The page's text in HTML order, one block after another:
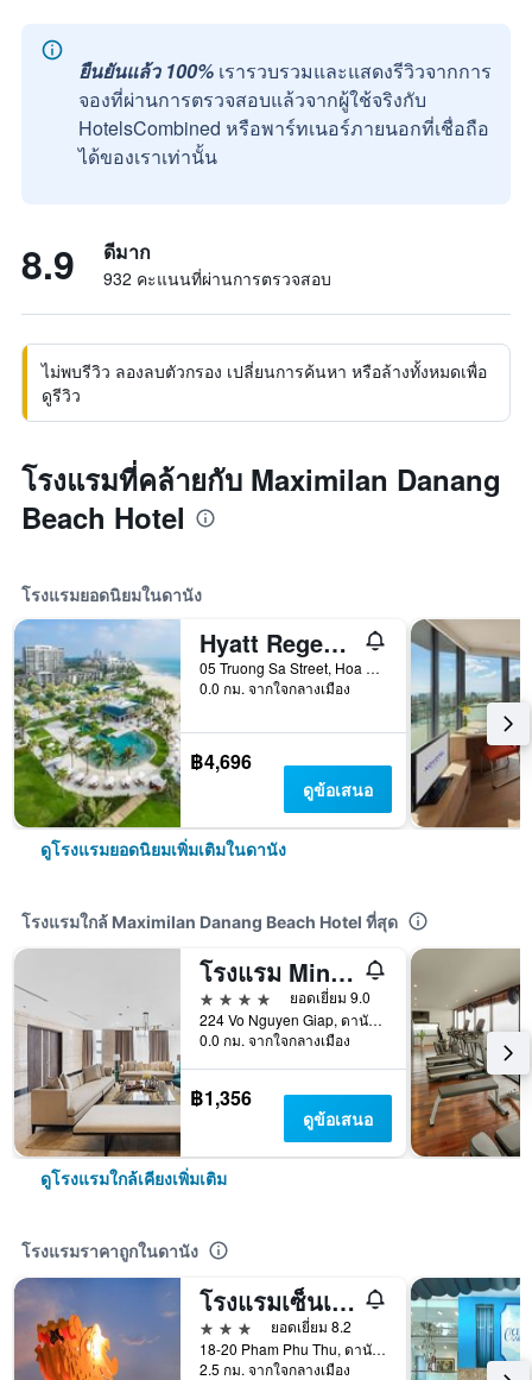
ยืนยันแล้ว 100% เรารวบรวมและแสดงรีวิวจากการ
จองที่ผ่านการตรวจสอบแล้วจากผู้ใช้จริงกับ
HotelsCombined หรือพาร์ทเนอร์ภายนอกที่เชื่อถือ
ได้ของเราเท่านั้น
8.9 ดีมาก
932 คะแนนที่ผ่านการตรวจสอบ
ไม่พบรีวิว ลองลบตัวกรอง เปลี่ยนการค้นหา หรือล้างทั้งหมดเพื่อ
ดูรีวิว
โรงแรมที่คล้ายกับ Maximilan Danang
Beach Hotel
โรงแรมยอดนิยมในดานัง
Hyatt Regency Danang Resort and Spa
05 Truong Sa Street, Hoa Hai Ward, ดานัง, เวียดนาม
0.0 กม. จากใจกลางเมือง
฿4,696
ดูข้อเสนอ
ดูโรงแรมยอดนิยมเพิ่มเติมในดานัง
โรงแรมใกล้ Maximilan Danang Beach Hotel ที่สุด
โรงแรม Minh Toan Safi Ocean
4 ดาว
ยอดเยี่ยม 9.0
224 Vo Nguyen Giap, ดานัง, เวียดนาม
0.0 กม. จากใจกลางเมือง
฿1,356
ดูข้อเสนอ
ดูโรงแรมใกล้เคียงเพิ่มเติม
โรงแรมราคาถูกในดานัง
โรงแรมเซ็นเตอร์
3 ดาว
ยอดเยี่ยม 8.2
18-20 Pham Phu Thu, ดานัง, เวียดนาม
2.5 กม. จากใจกลางเมือง